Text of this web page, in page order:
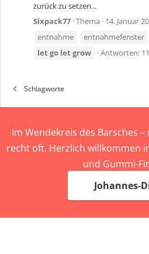
zurück zu setzen...
Sixpack77 Thema 14. Januar
entnahme
entnahmefenster
let go let grow Antworten: 11
Schlagworte
Im Wendekreis des Barsches
recht oft. Herzlich willkommen
und Gummi-
Johannes-